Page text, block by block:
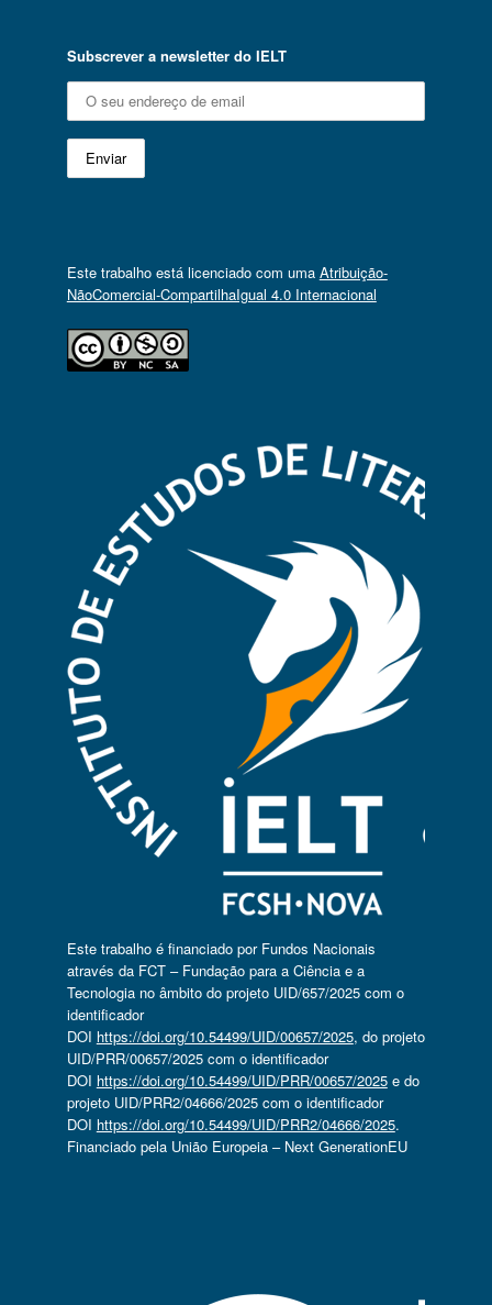
Subscrever a newsletter do IELT
Este trabalho está licenciado com uma Atribuição-
NãoComercial-CompartilhaIgual 4.0 Internacional
Este trabalho é financiado por Fundos Nacionais
através da FCT – Fundação para a Ciência e a
Tecnologia no âmbito do projeto UID/657/2025 com o
identificador
DOI https://doi.org/10.54499/UID/00657/2025, do projeto
UID/PRR/00657/2025 com o identificador
DOI https://doi.org/10.54499/UID/PRR/00657/2025e do
projeto UID/PRR2/04666/2025 com o identificador
DOI https://doi.org/10.54499/UID/PRR2/04666/2025.
Financiado pela União Europeia – Next GenerationEU